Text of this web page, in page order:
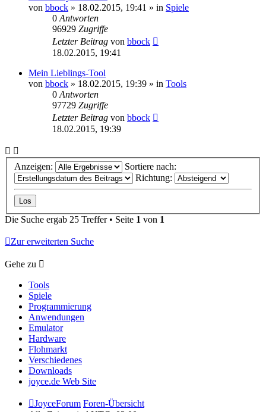
von bbock » 18.02.2015, 19:41 » in Spiele
0 Antworten
96929 Zugriffe
Letzter Beitrag von bbock
18.02.2015, 19:41
Mein Lieblings-Tool
von bbock » 18.02.2015, 19:39 » in Tools
0 Antworten
97729 Zugriffe
Letzter Beitrag von bbock
18.02.2015, 19:39
Anzeigen:
Sortiere nach:
Richtung:
Die Suche ergab 25 Treffer • Seite 1 von 1
Zur erweiterten Suche
Gehe zu
Tools
Spiele
Programmierung
Anwendungen
Emulator
Hardware
Flohmarkt
Verschiedenes
Downloads
joyce.de Web Site
JoyceForum Foren-Übersicht